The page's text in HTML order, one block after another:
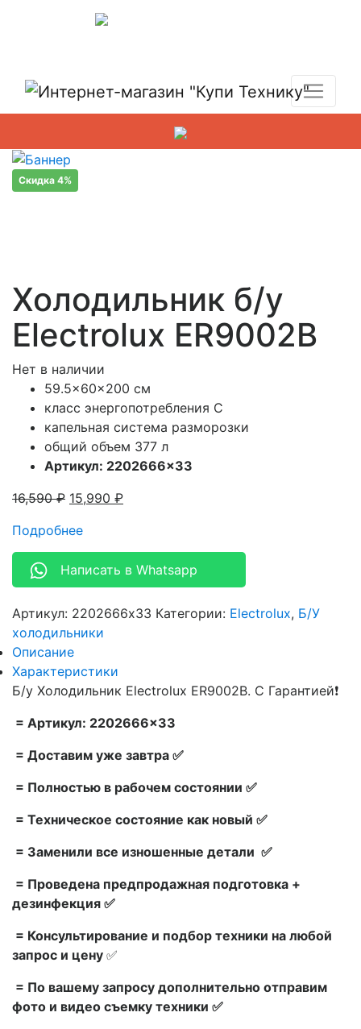
Скидка 4%
Холодильник б/у
Electrolux ER9002B
Нет в наличии
59.5x60x200 см
класс энергопотребления С
капельная система разморозки
общий объем 377 л
Артикул: 2202666×33
16,590₽ 15,990 ₽
Подробнее
Написать в Whatsapp
Артикул: 2202666x33 Категории: Electrolux, Б/У
холодильники
Описание
Характеристики
Б/у Холодильник Electrolux ER9002B. С Гарантией❗
= Артикул: 2202666×33
= Доставим уже завтра ✅
= Полностью в рабочем состоянии ✅
= Техническое состояние как новый ✅
= Заменили все изношенные детали ✅
= Проведена предпродажная подготовка +
дезинфекция ✅
= Консультирование и подбор техники на любой
запрос и цену ✅
= По вашему запросу дополнительно отправим
фото и видео съемку техники ✅